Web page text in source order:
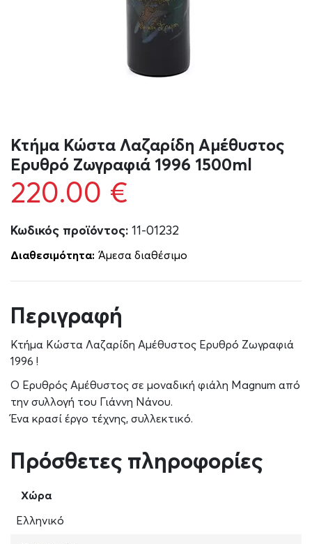
Κτήμα Κώστα Λαζαρίδη Αμέθυστος
Ερυθρό Ζωγραφιά 1996 1500ml
220.00 €
Κωδικός προϊόντος: 11-01232
Διαθεσιμότητα: Άμεσα διαθέσιμο
Περιγραφή
Κτήμα Κώστα Λαζαρίδη Αμέθυστος Ερυθρό Ζωγραφιά
1996 !
Ο Ερυθρός Αμέθυστος σε μοναδική φιάλη Magnum από
την συλλογή του Γιάννη Νάνου.
Ένα κρασί έργο τέχνης, συλλεκτικό.
Πρόσθετες πληροφορίες
Χώρα
Ελληνικό